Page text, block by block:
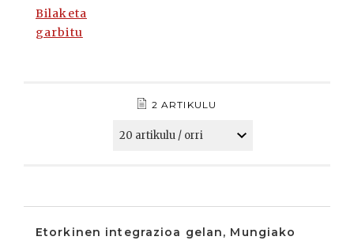
Bilaketa
garbitu
2 ARTIKULU
Etorkinen integrazioa gelan, Mungiako